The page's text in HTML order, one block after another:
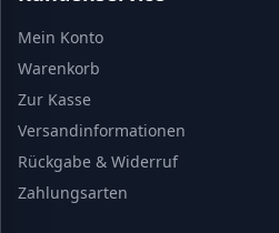
Mein Konto
Warenkorb
Zur Kasse
Versandinformationen
Rückgabe & Widerruf
Zahlungsarten